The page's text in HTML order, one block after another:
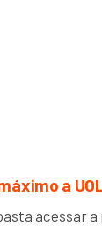
a
acessar